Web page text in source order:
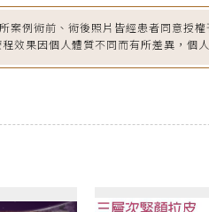
案例術前、術後照片皆經患者同意授
效果因個人體質不同而有所差異，個